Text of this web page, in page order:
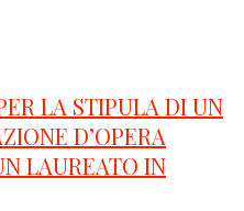
LA STIPULA DI UN
D’OPERA
LAUREATO IN